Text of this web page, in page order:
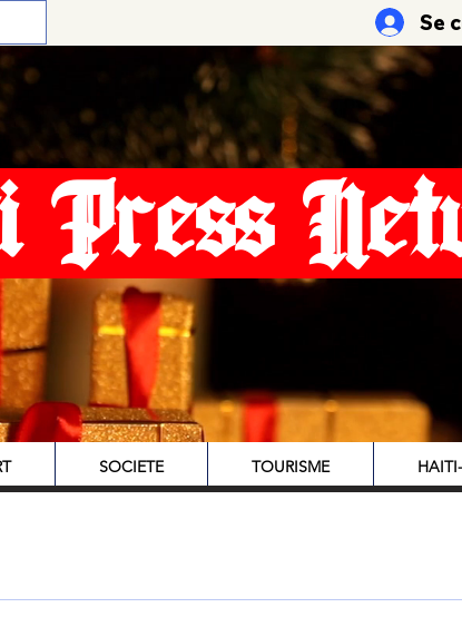
Se
Press
SOCIETE TOURISME